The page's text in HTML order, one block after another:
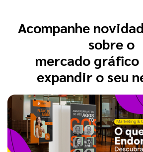
Acompanhe
sobre o
mercado gráfico
expandir o seu